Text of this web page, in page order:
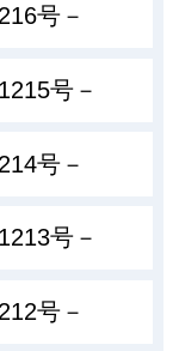
号－
号－
号－
号－
号－